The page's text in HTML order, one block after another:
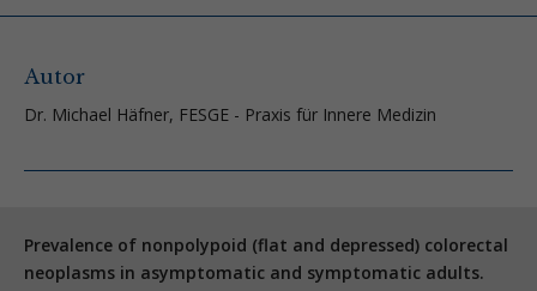
Autor
Dr. Michael Häfner, FESGE - Praxis für Innere Medizin
Prevalence of nonpolypoid (flat and depressed) colorectal
neoplasms in asymptomatic and symptomatic adults.